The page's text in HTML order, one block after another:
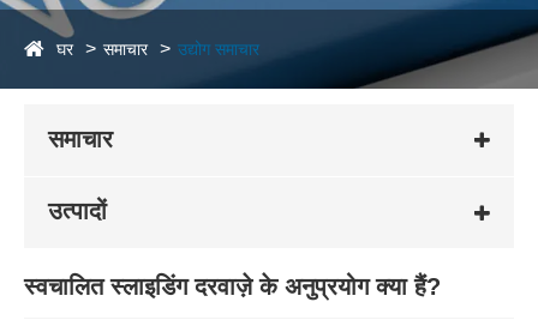
घर समाचार उद्योग समाचार
समाचार
उत्पादों
स्वचालित स्लाइडिंग दरवाज़े के अनुप्रयोग क्या हैं?